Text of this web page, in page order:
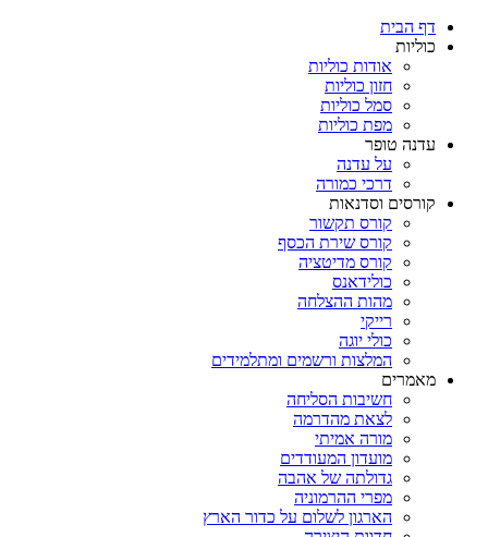
דף הבית
כוליות
אודות כוליות
חזון כוליות
סמל כוליות
מפת כוליות
עדנה טופר
על עדנה
דרכי כמורה
קורסים וסדנאות
קורס תקשור
קורס שירת הכסף
קורס מדיטציה
כולידאנס
מהות ההצלחה
רייקי
כולי יוגה
המלצות ורשמים ומתלמידים
מאמרים
חשיבות הסליחה
לצאת מהדרמה
מורה אמיתי
מועדון המעודדים
גדולתה של אהבה
מפרי ההרמוניה
הארגון לשלום על כדור הארץ